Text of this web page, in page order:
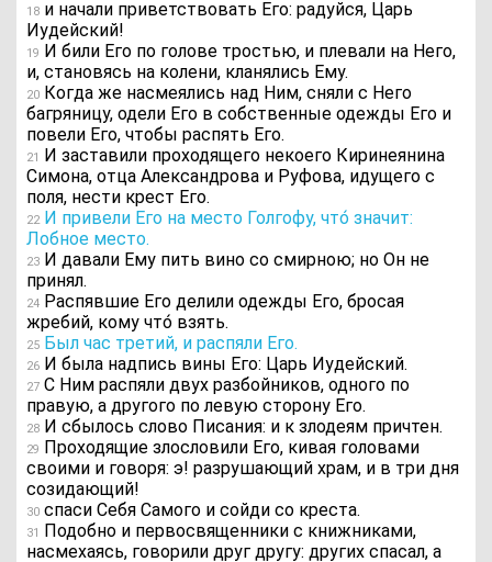
18 и начали приветствовать Его: радуйся, Царь
Иудейский!
19 И били Его по голове тростью, и плевали на Него,
и, становясь на колени, кланялись Ему.
20 Когда же насмеялись над Ним, сняли с Него
багряницу, одели Его в собственные одежды Его и
повели Его, чтобы распять Его.
21 И заставили проходящего некоего Киринеянина
Симона, отца Александрова и Руфова, идущего с
поля, нести крест Его.
22И привели Его на место Голгофу, что́ значит:
Лобное место.
23 И давали Ему пить вино со смирною; но Он не
принял.
24 Распявшие Его делили одежды Его, бросая
жребий, кому что́ взять.
25 Был час третий, и распяли Его.
26 И была надпись вины Его: Царь Иудейский.
27 С Ним распяли двух разбойников, одного по
правую, а другого по левую сторону Его.
28 И сбылось слово Писания: и к злодеям причтен.
29 Проходящие злословили Его, кивая головами
своими и говоря: э! разрушающий храм, и в три дня
созидающий!
30 спаси Себя Самого и сойди со креста.
31 Подобно и первосвященники с книжниками,
насмехаясь, говорили друг другу: других спасал, а